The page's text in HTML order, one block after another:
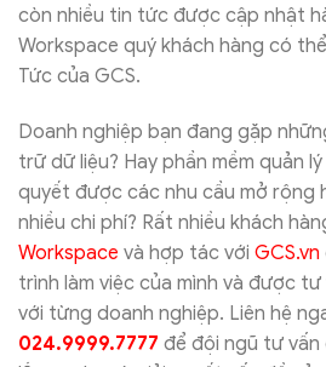
còn nhiều tin tức được cập nhật
Workspace quý khách hàng có
Tức của GCS.
Doanh nghiệp bạn đang gặp
trữ dữ liệu? Hay phần mềm quản
quyết được các nhu cầu mở rộng
nhiều chi phí? Rất nhiều khách
Workspace và hợp tác với GCS.vn
trình làm việc của mình và được
với từng doanh nghiệp. Liên hệ
024.9999.7777 để đội ngũ tư